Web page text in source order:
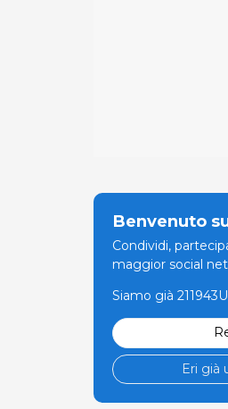
Benvenuto
Condividi,
maggior social
Siamo già
Eri già